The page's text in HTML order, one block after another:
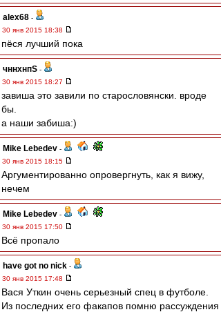
alex68 -
30 янв 2015 18:38
пёся лучший пока
чннхнпS -
30 янв 2015 18:27
завиша это завили по старословянски. вроде
бы.
а наши забиша:)
Mike Lebedev -
30 янв 2015 18:15
Аргументированно опровергнуть, как я вижу,
нечем
Mike Lebedev -
30 янв 2015 17:50
Всё пропало
have got no nick -
30 янв 2015 17:48
Вася Уткин очень серьезный спец в футболе.
Из последних его факапов помню рассуждения